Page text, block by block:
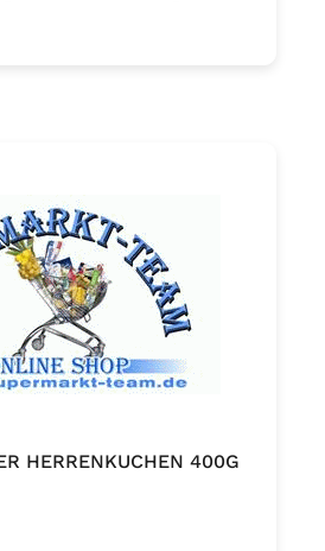
HERRENKUCHEN 400G